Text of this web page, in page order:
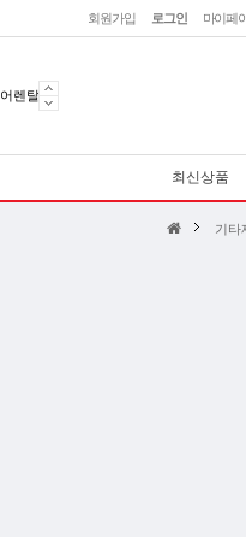
회원가입 로그인 마이페
렌탈
최신상품
기타